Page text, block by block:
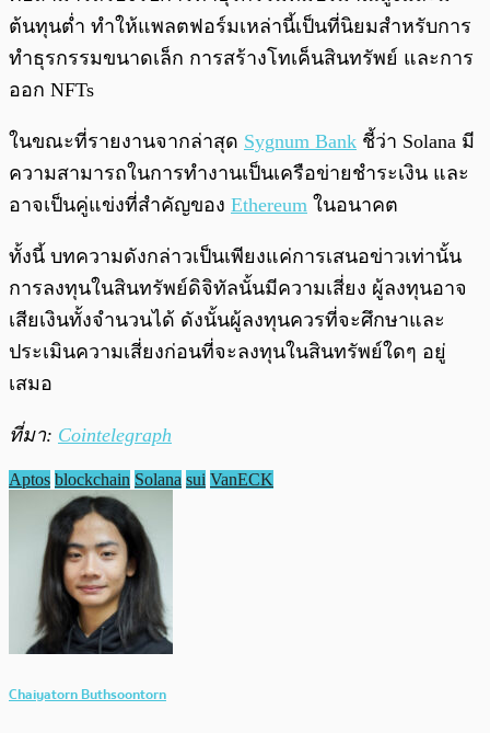
ต้นทุนต่ำ ทำให้แพลตฟอร์มเหล่านี้เป็นที่นิยมสำหรับการ
ทำธุรกรรมขนาดเล็ก การสร้างโทเค็นสินทรัพย์ และการ
ออก NFTs
ในขณะที่รายงานจากล่าสุด Sygnum Bank ชี้ว่า Solana มี
ความสามารถในการทำงานเป็นเครือข่ายชำระเงิน และ
อาจเป็นคู่แข่งที่สำคัญของ Ethereum ในอนาคต
ทั้งนี้ บทความดังกล่าวเป็นเพียงแค่การเสนอข่าวเท่านั้น
การลงทุนในสินทรัพย์ดิจิทัลนั้นมีความเสี่ยง ผู้ลงทุนอาจ
เสียเงินทั้งจำนวนได้ ดังนั้นผู้ลงทุนควรที่จะศึกษาและ
ประเมินความเสี่ยงก่อนที่จะลงทุนในสินทรัพย์ใดๆ อยู่
เสมอ
ที่มา: Cointelegraph
Aptos blockchain Solana sui VanECK
Chaiyatorn Buthsoontorn